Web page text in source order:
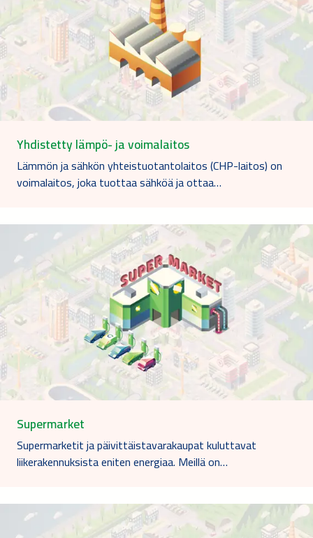
Yhdistetty lämpö- ja voimalaitos
Lämmön ja sähkön yhteistuotantolaitos (CHP-laitos) on
voimalaitos, joka tuottaa sähköä ja ottaa…
Supermarket
Supermarketit ja päivittäistavarakaupat kuluttavat
liikerakennuksista eniten energiaa. Meillä on…